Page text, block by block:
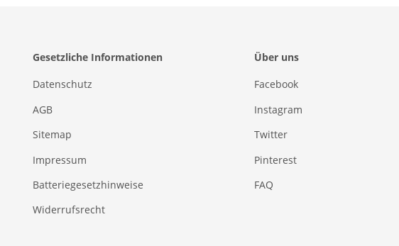
Gesetzliche Informationen
Datenschutz
AGB
Sitemap
Impressum
Batteriegesetzhinweise
Widerrufsrecht
Über uns
Facebook
Instagram
Twitter
Pinterest
FAQ